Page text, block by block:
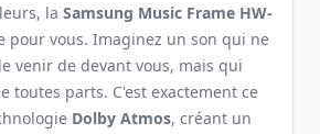
la Samsung Music Frame HW-
pour vous. Imaginez un son qui ne
venir de devant vous, mais qui
toutes parts. C'est exactement ce
Dolby Atmos, créant un